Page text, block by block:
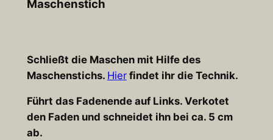
Maschenstich
Schließt die Maschen mit Hilfe des
Maschenstichs. Hierfindet ihr die Technik.
Führt das Fadenende auf Links. Verkotet
den Faden und schneidet ihn bei ca. 5 cm
ab.